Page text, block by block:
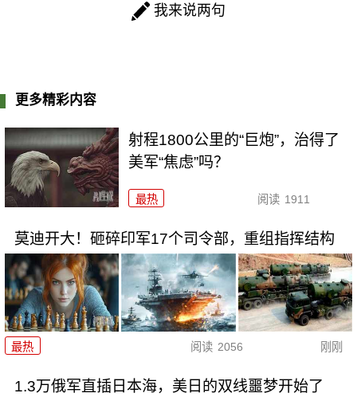
我来说两句
更多精彩内容
射程1800公里的“巨炮”，治得了
美军“焦虑”吗？
最热 阅读 1911
莫迪开大！砸碎印军17个司令部，重组指挥结构
最热 阅读 2056 刚刚
1.3万俄军直插日本海，美日的双线噩梦开始了